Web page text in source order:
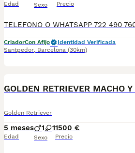
Edad Sexo Precio
CriadorCon Afijo
Identidad Verificada
Santpedor, Barcelona (30km)
GOLDEN RETRIEVER MACHO
Golden Retriever
5 meses
Edad
1 1
Sexo
1500 €
Precio